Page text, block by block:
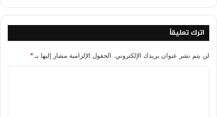
اترك تعليقاً
لن يتم نشر عنوان بريدك الإلكتروني. الحقول الإلزامية مشار إليها بـ *